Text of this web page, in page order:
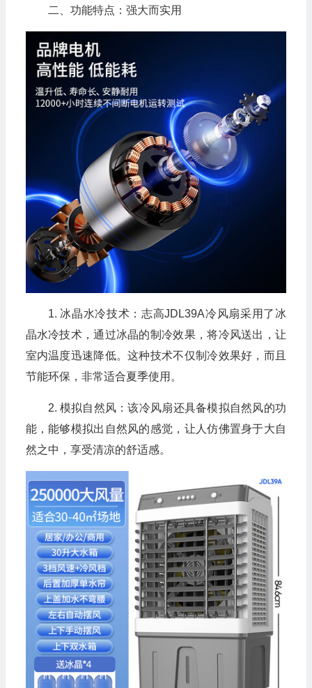
二、功能特点：强大而实用
1. 冰晶水冷技术：志高JDL39A冷风扇采用了冰
晶水冷技术，通过冰晶的制冷效果，将冷风送出，让
室内温度迅速降低。这种技术不仅制冷效果好，而且
节能环保，非常适合夏季使用。
2. 模拟自然风：该冷风扇还具备模拟自然风的功
能，能够模拟出自然风的感觉，让人仿佛置身于大自
然之中，享受清凉的舒适感。